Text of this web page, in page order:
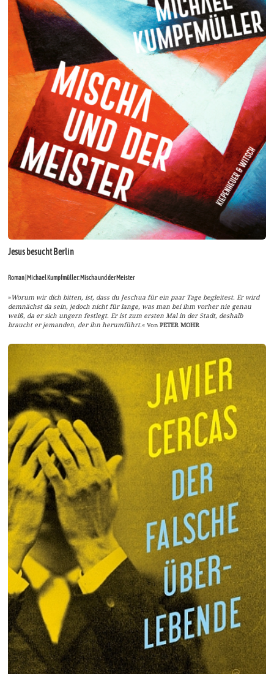
Jesus besucht Berlin
Roman | Michael Kumpfmüller: Mischa und der Meister
»Worum wir dich bitten, ist, dass du Jeschua für ein paar Tage begleitest. Er wird
demnächst da sein, jedoch nicht für lange, was man bei ihm vorher nie genau
weiß, da er sich ungern festlegt. Er ist zum ersten Mal in der Stadt, deshalb
braucht er jemanden, der ihn herumführt.« VonPETER MOHR